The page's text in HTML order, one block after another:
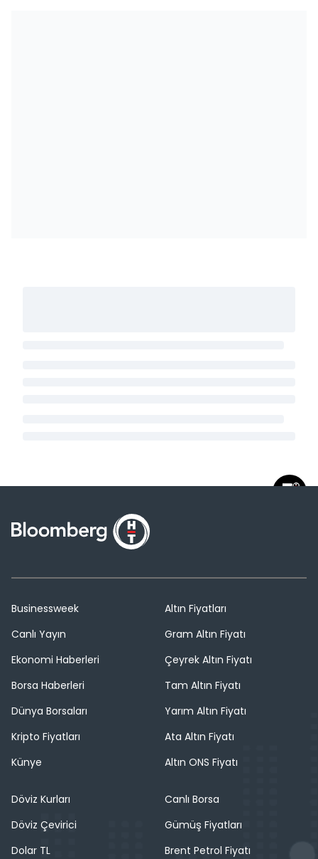
Businessweek
Canlı Yayın
Ekonomi Haberleri
Borsa Haberleri
Dünya Borsaları
Kripto Fiyatları
Künye
Altın Fiyatları
Gram Altın Fiyatı
Çeyrek Altın Fiyatı
Tam Altın Fiyatı
Yarım Altın Fiyatı
Ata Altın Fiyatı
Altın ONS Fiyatı
Döviz Kurları
Döviz Çevirici
Dolar TL
Canlı Borsa
Gümüş Fiyatları
Brent Petrol Fiyatı